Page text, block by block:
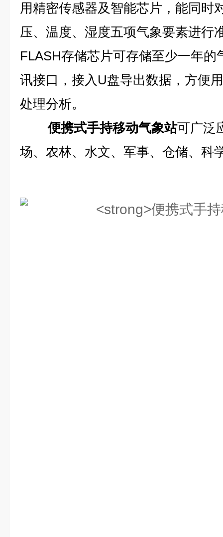
用精密传感器及智能芯片，能同时
压、温度、湿度五项气象要素进行
FLASH存储芯片可存储至少一年的
讯接口，接入U盘导出数据，方便
处理分析。
便携式手持移动气象站可广泛
场、农林、水文、军事、仓储、科